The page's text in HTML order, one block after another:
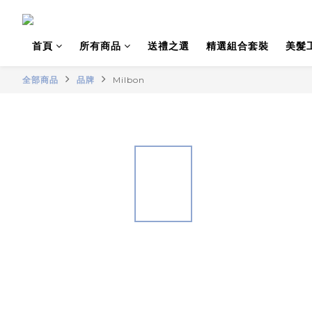
首頁 所有商品 送禮之選 精選組合套裝 美髮
全部商品 品牌 Milbon